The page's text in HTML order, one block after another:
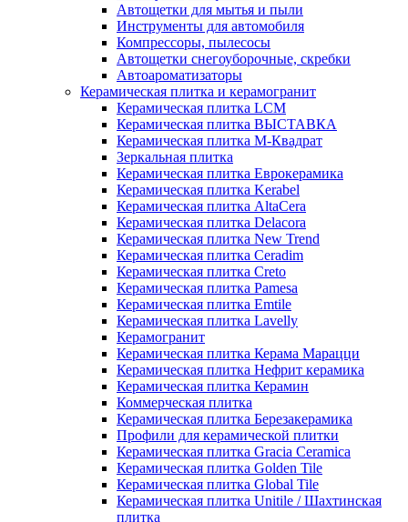
Автощетки для мытья и пыли
Инструменты для автомобиля
Компрессоры, пылесосы
Автощетки снегоуборочные, скребки
Автоароматизаторы
Керамическая плитка и керамогранит
Керамическая плитка LCM
Керамическая плитка ВЫСТАВКА
Керамическая плитка М-Квадрат
Зеркальная плитка
Керамическая плитка Еврокерамика
Керамическая плитка Kerabel
Керамическая плитка AltaCera
Керамическая плитка Delacora
Керамическая плитка New Trend
Керамическая плитка Ceradim
Керамическая плитка Creto
Керамическая плитка Pamesa
Керамическая плитка Emtile
Керамическая плитка Lavelly
Керамогранит
Керамическая плитка Керама Марацци
Керамическая плитка Нефрит керамика
Керамическая плитка Керамин
Коммерческая плитка
Керамическая плитка Березакерамика
Профили для керамической плитки
Керамическая плитка Gracia Ceramica
Керамическая плитка Golden Tile
Керамическая плитка Global Tile
Керамическая плитка Unitile / Шахтинская
плитка